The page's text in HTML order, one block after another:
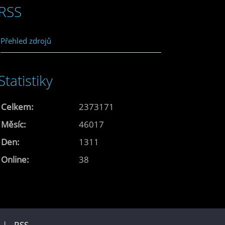
Přehled zdrojů
Online: 38
Celkem:
2373171
Měsíc:
46017
Den:
1311